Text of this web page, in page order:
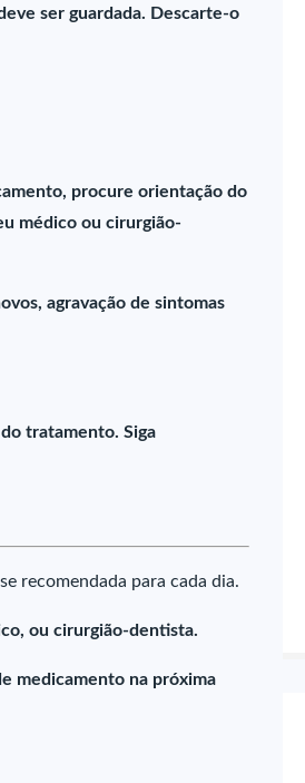
ser guardada. Descarte-o
procure orientação do
médico ou cirurgião-
agravação de sintomas
tratamento. Siga
recomendada para cada dia.
ou cirurgião-dentista.
medicamento na próxima